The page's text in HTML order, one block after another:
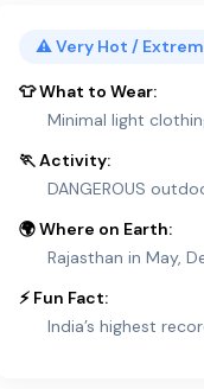
⚠️ Very Hot /
👕 What to Wear:
Minimal light
🏃 Activity:
DANGEROUS
🌍 Where on Earth:
Rajasthan in May,
⚡ Fun Fact:
India’s highest